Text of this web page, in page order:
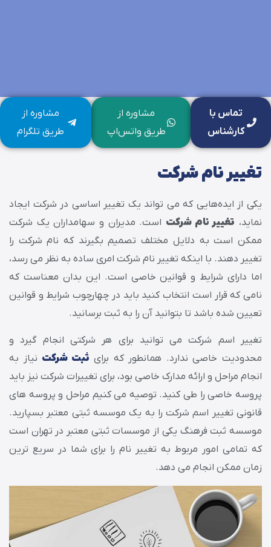
مشاوره از
طریق واتس‌اپ
مشاوره از
طریق تلگرام
تماس با
کارشناس
تغییر نام شرکت
یکی از ایده‌هایی که می تواند یک تغییر اساسی در شرکت ایجاد
نماید، تغییر نام شرکت است. مدیران و سهامداران یک شرکت
ممکن است به دلایل مختلف تصمیم بگیرند که نام شرکت را
تغییر دهند. با اینکه تغییر نام شرکت امری ساده به نظر می رسد،
اما دارای شرایط و قوانین خاصی است. این بدان معناست که
نامی که قرار است انتخاب کنید باید در چهارچوب شرایط و قوانین
تعیین شده باشد تا بتوانید آن را به ثبت برسانید.
تغییر اسم شرکت می توانید برای هر شرکتی انجام گیرد و
محدودیت خاصی ندارد. همانطور که برای ثبت شرکت نیاز به
انجام مراحل و ارائه مدارک خاصی بود، برای تغییرات شرکت نیز باید
پروسه خاصی را طی کنید. توصیه می کنیم مراحل و پروسه های
قانونی تغییر اسم شرکت را به یک موسسه ثبتی معتبر بسپارید.
موسسه ثبت فرهنگ یکی از موسسات ثبتی معتبر در تهران است
که تمامی امور مربوط به تغییر نام را برای شما در سریع ترین
زمان ممکن انجام می دهد.